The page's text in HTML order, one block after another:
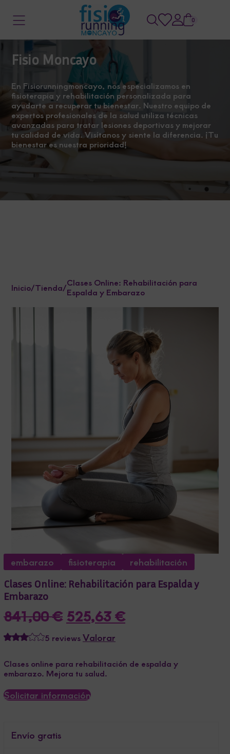
0
Fisio Moncayo
En Fisiorunningmoncayo, nos especializamos en
fisioterapia y rehabilitación personalizada para
ayudarte a recuperar tu bienestar. Nuestro equipo de
expertos profesionales de la salud utiliza técnicas
avanzadas para tratar lesiones deportivas y mejorar
tu calidad de vida. Visítanos y siente la diferencia. ¡Tu
bienestar es nuestra prioridad!
Inicio/Tienda/Clases Online: Rehabilitación para
Espalda y Embarazo
embarazo fisioterapia
rehabilitación
Clases Online: Rehabilitación para Espalda y
Embarazo
841,00€ El
precio
original
era:
841,00 €.
525,63€El
es:
5 reviewsValorar
Clases online para rehabilitación de espalda y
embarazo. Mejora tu salud.
Solicitar información
Envío gratis